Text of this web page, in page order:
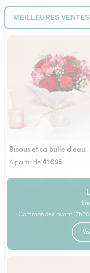
Bisous et sa bulle d'eau
À partir de41€95
Commandez avant